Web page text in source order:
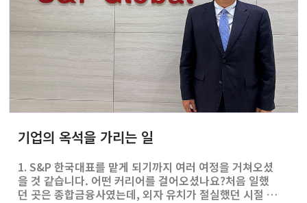
기업의 옥석을 가리는 일
1. S&P 한국대표를 맡게 되기까지 여러 여정을 거쳐오셨
을 것 같습니다. 어떤 커리어를 걸어오셨나요?처음 일했
던 곳은 종합금융사였는데, 외자 유치가 절실했던 시절 외